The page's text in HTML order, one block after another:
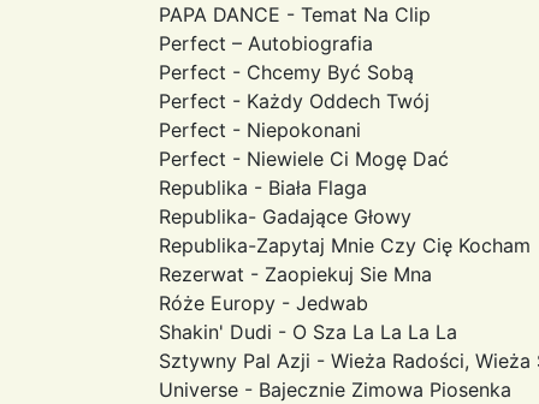
PAPA DANCE - Temat Na Clip
Perfect – Autobiografia
Perfect - Chcemy Być Sobą
Perfect - Każdy Oddech Twój
Perfect - Niepokonani
Perfect - Niewiele Ci Mogę Dać
Republika - Biała Flaga
Republika- Gadające Głowy
Republika-Zapytaj Mnie Czy Cię Kocham
Rezerwat - Zaopiekuj Sie Mna
Róże Europy - Jedwab
Shakin' Dudi - O Sza La La La La
Sztywny Pal Azji - Wieża Radości, Wieża
Universe - Bajecznie Zimowa Piosenka